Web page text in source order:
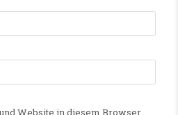
Website in diesem Browser